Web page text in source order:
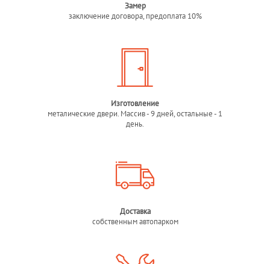
Замер
заключение договора, предоплата 10%
Изготовление
металические двери. Массив - 9 дней, остальные - 1
день.
Доставка
собственным автопарком